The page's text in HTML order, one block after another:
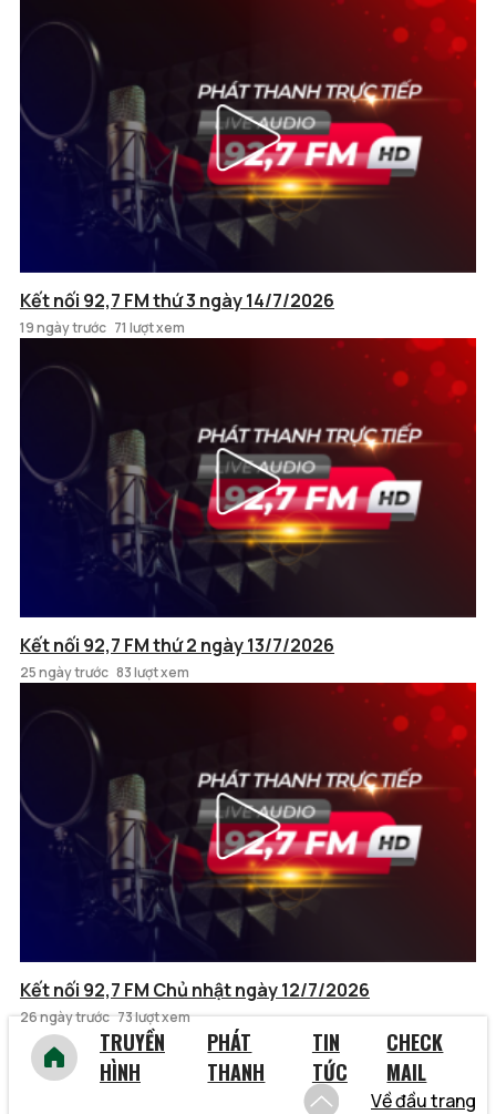
Kết nối 92,7 FM thứ 3 ngày 14/7/2026
19 ngày trước 71 lượt xem
Kết nối 92,7 FM thứ 2 ngày 13/7/2026
25 ngày trước 83 lượt xem
Kết nối 92,7 FM Chủ nhật ngày 12/7/2026
26 ngày trước 73 lượt xem
TRUYỀN
HÌNH
PHÁT
THANH
TIN
TỨC
CHECK
MAIL
Về đầu trang